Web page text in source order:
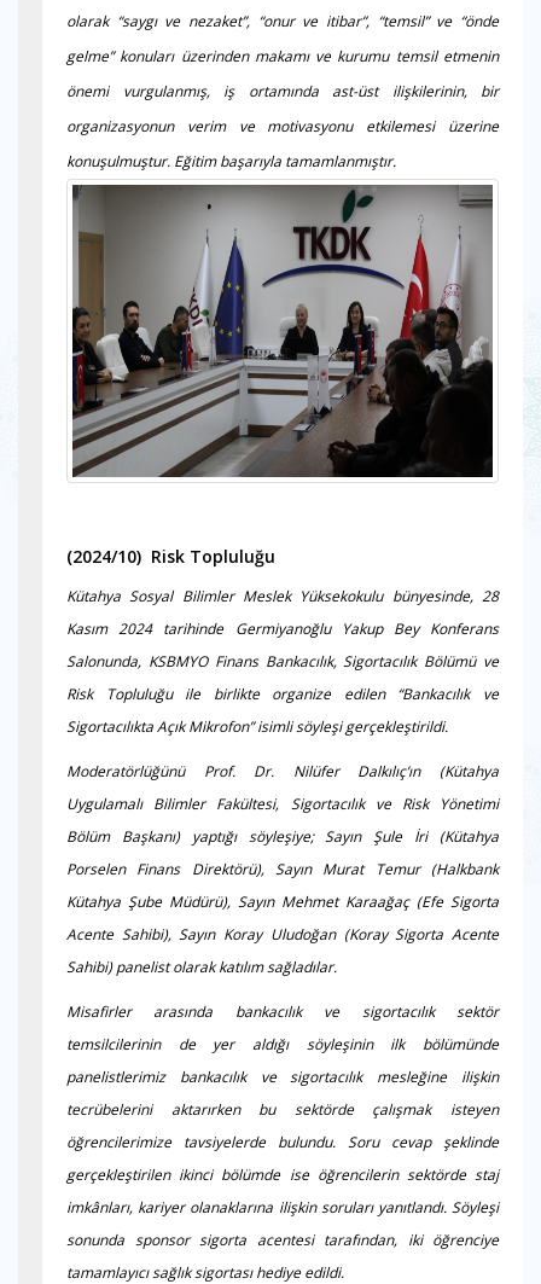
olarak “saygı ve nezaket”, “onur ve itibar”, “temsil” ve “önde
gelme” konuları üzerinden makamı ve kurumu temsil etmenin
önemi vurgulanmış, iş ortamında ast-üst ilişkilerinin, bir
organizasyonun verim ve motivasyonu etkilemesi üzerine
konuşulmuştur. Eğitim başarıyla tamamlanmıştır.
(2024/10) Risk Topluluğu
Kütahya Sosyal Bilimler Meslek Yüksekokulu bünyesinde, 28
Kasım 2024 tarihinde Germiyanoğlu Yakup Bey Konferans
Salonunda, KSBMYO Finans Bankacılık, Sigortacılık Bölümü ve
Risk Topluluğu ile birlikte organize edilen “Bankacılık ve
Sigortacılıkta Açık Mikrofon” isimli söyleşi gerçekleştirildi.
Moderatörlüğünü Prof. Dr. Nilüfer Dalkılıç’ın (Kütahya
Uygulamalı Bilimler Fakültesi, Sigortacılık ve Risk Yönetimi
Bölüm Başkanı) yaptığı söyleşiye; Sayın Şule İri (Kütahya
Porselen Finans Direktörü), Sayın Murat Temur (Halkbank
Kütahya Şube Müdürü), Sayın Mehmet Karaağaç (Efe Sigorta
Acente Sahibi), Sayın Koray Uludoğan (Koray Sigorta Acente
Sahibi) panelist olarak katılım sağladılar.
Misafirler arasında bankacılık ve sigortacılık sektör
temsilcilerinin de yer aldığı söyleşinin ilk bölümünde
panelistlerimiz bankacılık ve sigortacılık mesleğine ilişkin
tecrübelerini aktarırken bu sektörde çalışmak isteyen
öğrencilerimize tavsiyelerde bulundu. Soru cevap şeklinde
gerçekleştirilen ikinci bölümde ise öğrencilerin sektörde staj
imkânları, kariyer olanaklarına ilişkin soruları yanıtlandı. Söyleşi
sonunda sponsor sigorta acentesi tarafından, iki öğrenciye
tamamlayıcı sağlık sigortası hediye edildi.